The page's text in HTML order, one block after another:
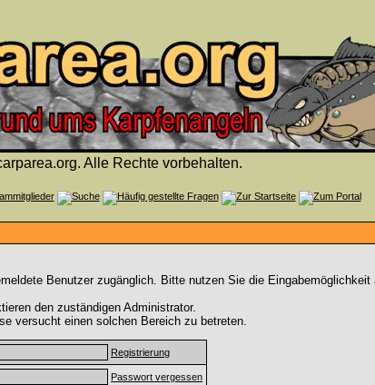
Alle Rechte vorbehalten.
Benutzer zugänglich. Bitte nutzen Sie die
den zuständigen Administrator.
versucht einen solchen Bereich zu betreten.
Registrierung
Passwort vergessen